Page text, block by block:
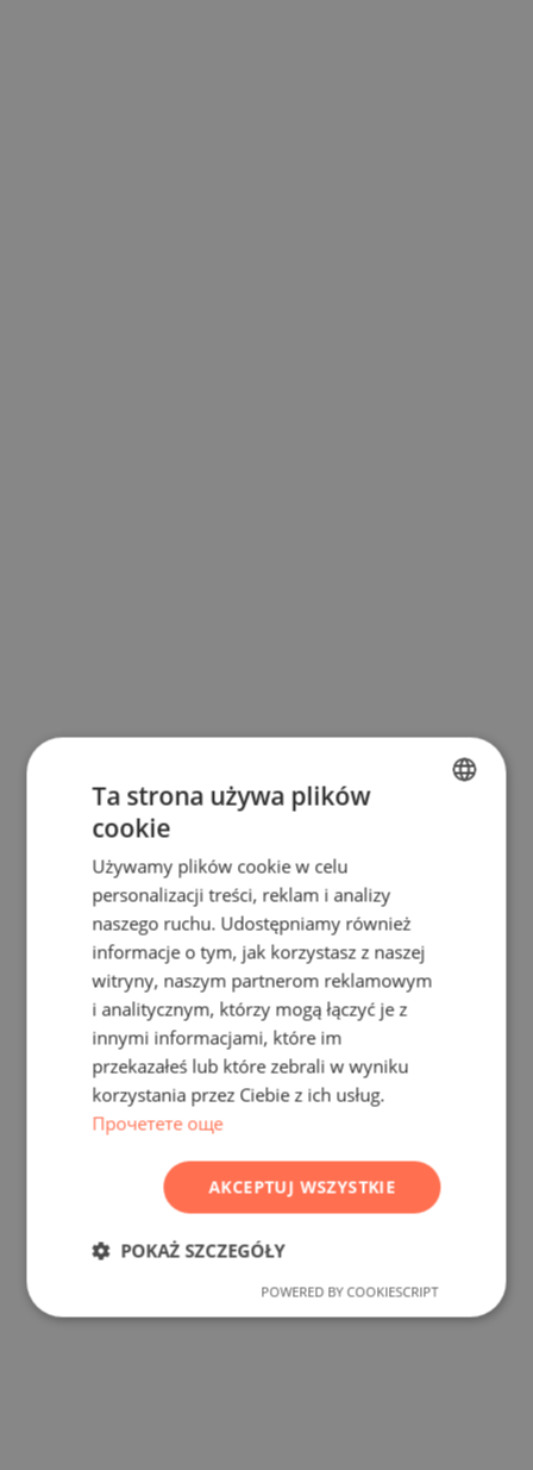
RUSSIAN
GERMAN
FRENCH
ROMANIAN
Ta strona używa plików
cookie
Używamy plików cookie w celu
personalizacji treści, reklam i analizy
naszego ruchu. Udostępniamy również
informacje o tym, jak korzystasz z naszej
witryny, naszym partnerom reklamowym
i analitycznym, którzy mogą łączyć je z
innymi informacjami, które im
przekazałeś lub które zebrali w wyniku
korzystania przez Ciebie z ich usług.
Прочетете още
AKCEPTUJ WSZYSTKIE
POKAŻ SZCZEGÓŁY
POWERED BY COOKIESCRIPT